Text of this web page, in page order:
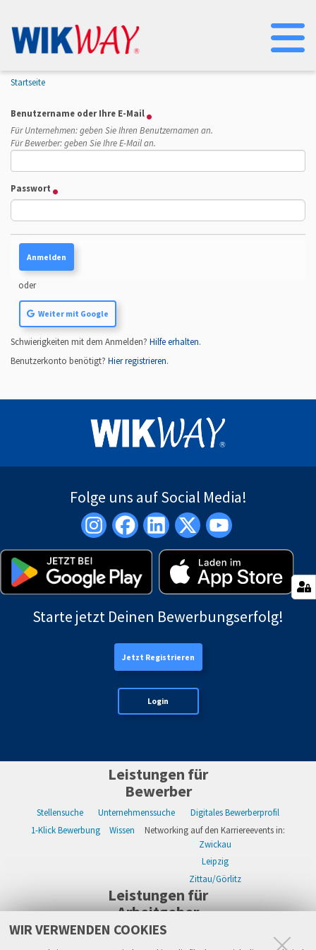
WIR VERWENDEN COOKIES
Startseite
Benutzername oder Ihre E-Mail
Für Unternehmen: geben Sie Ihren Benutzernamen an.
Für Bewerber: geben Sie Ihre E-Mail an.
Passwort
oder
Weiter mit Google
Schwierigkeiten mit dem Anmelden? Hilfe erhalten.
Benutzerkonto benötigt? Hier registrieren.
Folge uns auf Social Media!
Starte jetzt Deinen Bewerbungserfolg!
Jetzt Registrieren
Login
Leistungen für
Bewerber
Stellensuche Unternehmenssuche
Digitales Bewerberprofil
1-Klick Bewerbung
Wissen
Networking auf den Karriereevents in:
Zwickau
Leipzig
Zittau/Görlitz
Leistungen für
Arbeitgeber
WIKWAY Online-Recruiting Kostenloses Firmenprofil